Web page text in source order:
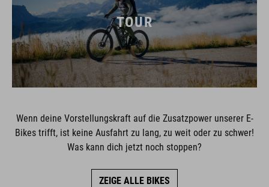
TOUR
Wenn deine Vorstellungskraft auf die Zusatzpower unserer E-
Bikes trifft, ist keine Ausfahrt zu lang, zu weit oder zu schwer!
Was kann dich jetzt noch stoppen?
ZEIGE ALLE BIKES